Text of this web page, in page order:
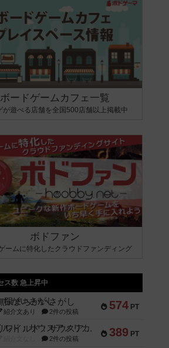
ボードゲームカフェ一覧
が遊べる店舗を全国500店舗以上掲載中
ボドファン
ームに特化したクラウドファンディング
ス数 急上昇中
574 PT
限まちがいさがし
紹介文あり 2件の投稿
389 PT
リワイルド：サウスアメリカ
2件の投稿